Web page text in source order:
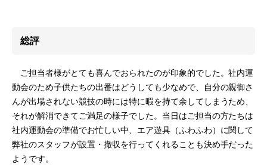
総評
ご担当者様がとても喜んでおられたのが印象的でした。社内運
動会のため子供たちの出番はどうしても少なめで、自分の親御さ
んが出場されない競技の時には特に暇を持て余してしまうため、
それが解消できてご満足の様子でした。当日はご担当の方たちは
社内運動会の準備でお忙しい中、エア遊具（ふわふわ）に関して
弊社のスタッフが設置・撤収を行ってくれることも決め手だった
ようです。